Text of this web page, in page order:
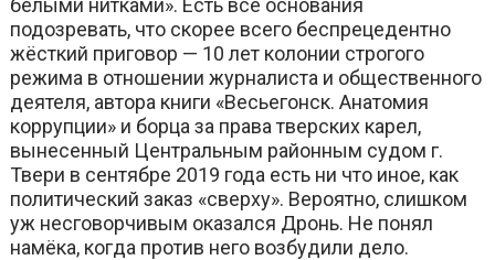
белыми нитками». Есть все основания
подозревать, что скорее всего беспрецедентно
жёсткий приговор — 10 лет колонии строгого
режима в отношении журналиста и общественного
деятеля, автора книги «Весьегонск. Анатомия
коррупции» и борца за права тверских карел,
вынесенный Центральным районным судом г.
Твери в сентябре 2019 года есть ни что иное, как
политический заказ «сверху». Вероятно, слишком
уж несговорчивым оказался Дронь. Не понял
намёка, когда против него возбудили дело.